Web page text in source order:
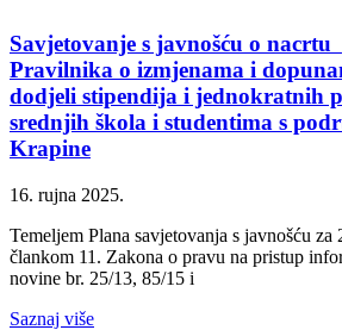
Savjetovanje s javnošću o
Pravilnika o izmjenama i
dodjeli stipendija i jednokratnih
srednjih škola i studentima s
Krapine
16. rujna 2025.
Temeljem Plana savjetovanja s javnošću
člankom 11. Zakona o pravu na pristup
novine br. 25/13, 85/15 i
Saznaj više